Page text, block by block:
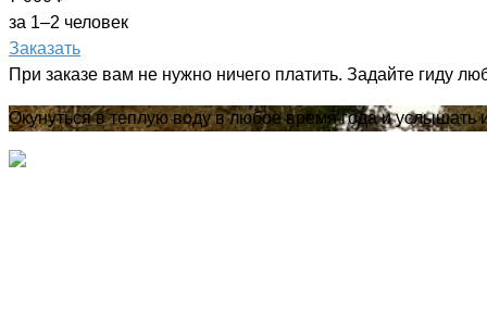
за 1–2 человек
Заказать
При заказе вам не нужно ничего платить. Задайте гиду
Окунуться в теплую воду в любое время года и услышать